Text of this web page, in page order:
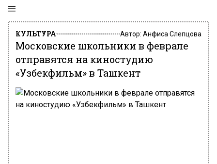
КУЛЬТУРА Автор: Анфиса Слепцова
Московские школьники в феврале
отправятся на киностудию
«Узбекфильм» в Ташкент